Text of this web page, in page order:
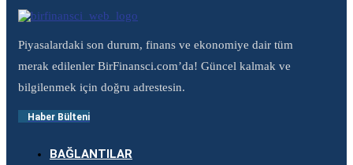
Piyasalardaki son durum, finans ve ekonomiye dair tüm
merak edilenler BirFinansci.com’da! Güncel kalmak ve
bilgilenmek için doğru adrestesin.
Haber Bülteni
BAĞLANTILAR